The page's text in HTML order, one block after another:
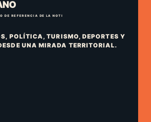
POLÍTICA, TURISMO, DEPORTES Y
UNA MIRADA TERRITORIAL.